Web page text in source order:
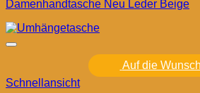
Damenhandtasche Neu Leder Beige
Auf die
Schnellansicht